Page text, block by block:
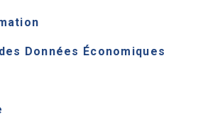
Données Économiques